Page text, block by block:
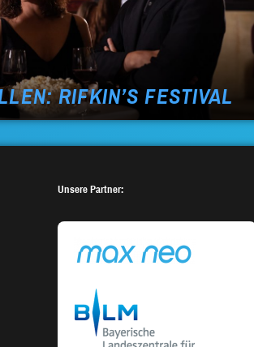
RIFKIN’S FESTIVAL
Unsere Partner: